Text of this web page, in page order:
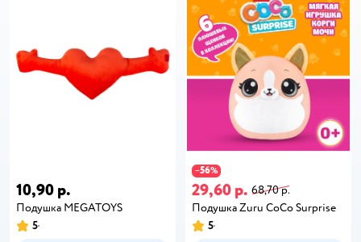
10,90 р.
Подушка MEGATOYS
5
−56%
29,60 р. 68,70 р.
Подушка Zuru CoCo Surprise
5